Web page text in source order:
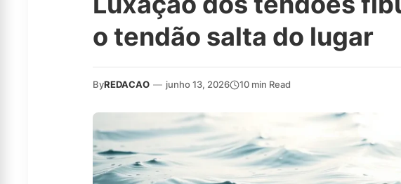
o tendão salta do lugar
ByREDACAO — junho 13, 2026 10 min Read